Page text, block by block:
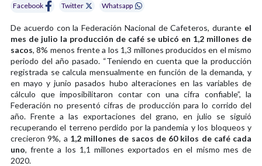
Facebook
Twitter Whatsapp
De acuerdo con la Federación Nacional de Cafeteros, durante el
mes de julio la producción de café se ubicó en 1,2 millones de
sacos, 8% menos frente a los 1,3 millones producidos en el mismo
periodo del año pasado. “Teniendo en cuenta que la producción
registrada se calcula mensualmente en función de la demanda, y
en mayo y junio pasados hubo alteraciones en las variables de
cálculo que imposibilitaron contar con una cifra confiable”, la
Federación no presentó cifras de producción para lo corrido del
año. Frente a las exportaciones del grano, en julio se siguió
recuperando el terreno perdido por la pandemia y los bloqueos y
crecieron 9%, a 1,2 millones de sacos de 60 kilos de café cada
uno, frente a los 1,1 millones exportados en el mismo mes de
2020.